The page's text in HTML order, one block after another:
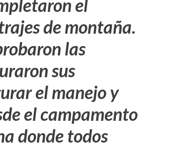
el
de montaña.
las
sus
el manejo y
el campamento
donde todos